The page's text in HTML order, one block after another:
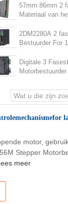
Motoren
57mm 86mm 2
Materiaal van
printing van de
2DM2280A 2
Bestuurder For
Digitale 3
NEMA23
motor,
Stepper
meer